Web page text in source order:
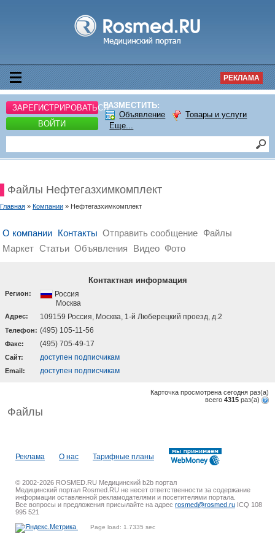
РЕКЛАМА
ЗАРЕГИСТРИРОВАТЬСЯ
ВОЙТИ
РАЗМЕСТИТЬ:
Объявление
Товары и услуги
Еще...
Файлы Нефтегазхимкомплект
Главная » Компании » Нефтегазхимкомплект
О компании Контакты Отправить сообщение Файлы
Маркет Статьи Объявления Видео Фото
Контактная информация
Регион:
Россия
Москва
Адрес: 109159 Россия, Москва, 1-й Люберецкий проезд, д.2
Телефон: (495) 105-11-56
Факс: (495) 705-49-17
Cайт: доступен подписчикам
Email: доступен подписчикам
Карточка просмотрена сегодня раз(a)
всего 4315 раз(a)
Файлы
Реклама О нас Тарифные планы
© 2002-2026 ROSMED.RU Медицинский b2b портал
Медицинский портал Rosmed.RU не несет ответственности за содержание
информации оставленной рекламодателями и посетителями портала.
Все вопросы и предложения присылайте на адрес rosmed@rosmed.ru ICQ 108
995 521
Page load: 1.7335 sec